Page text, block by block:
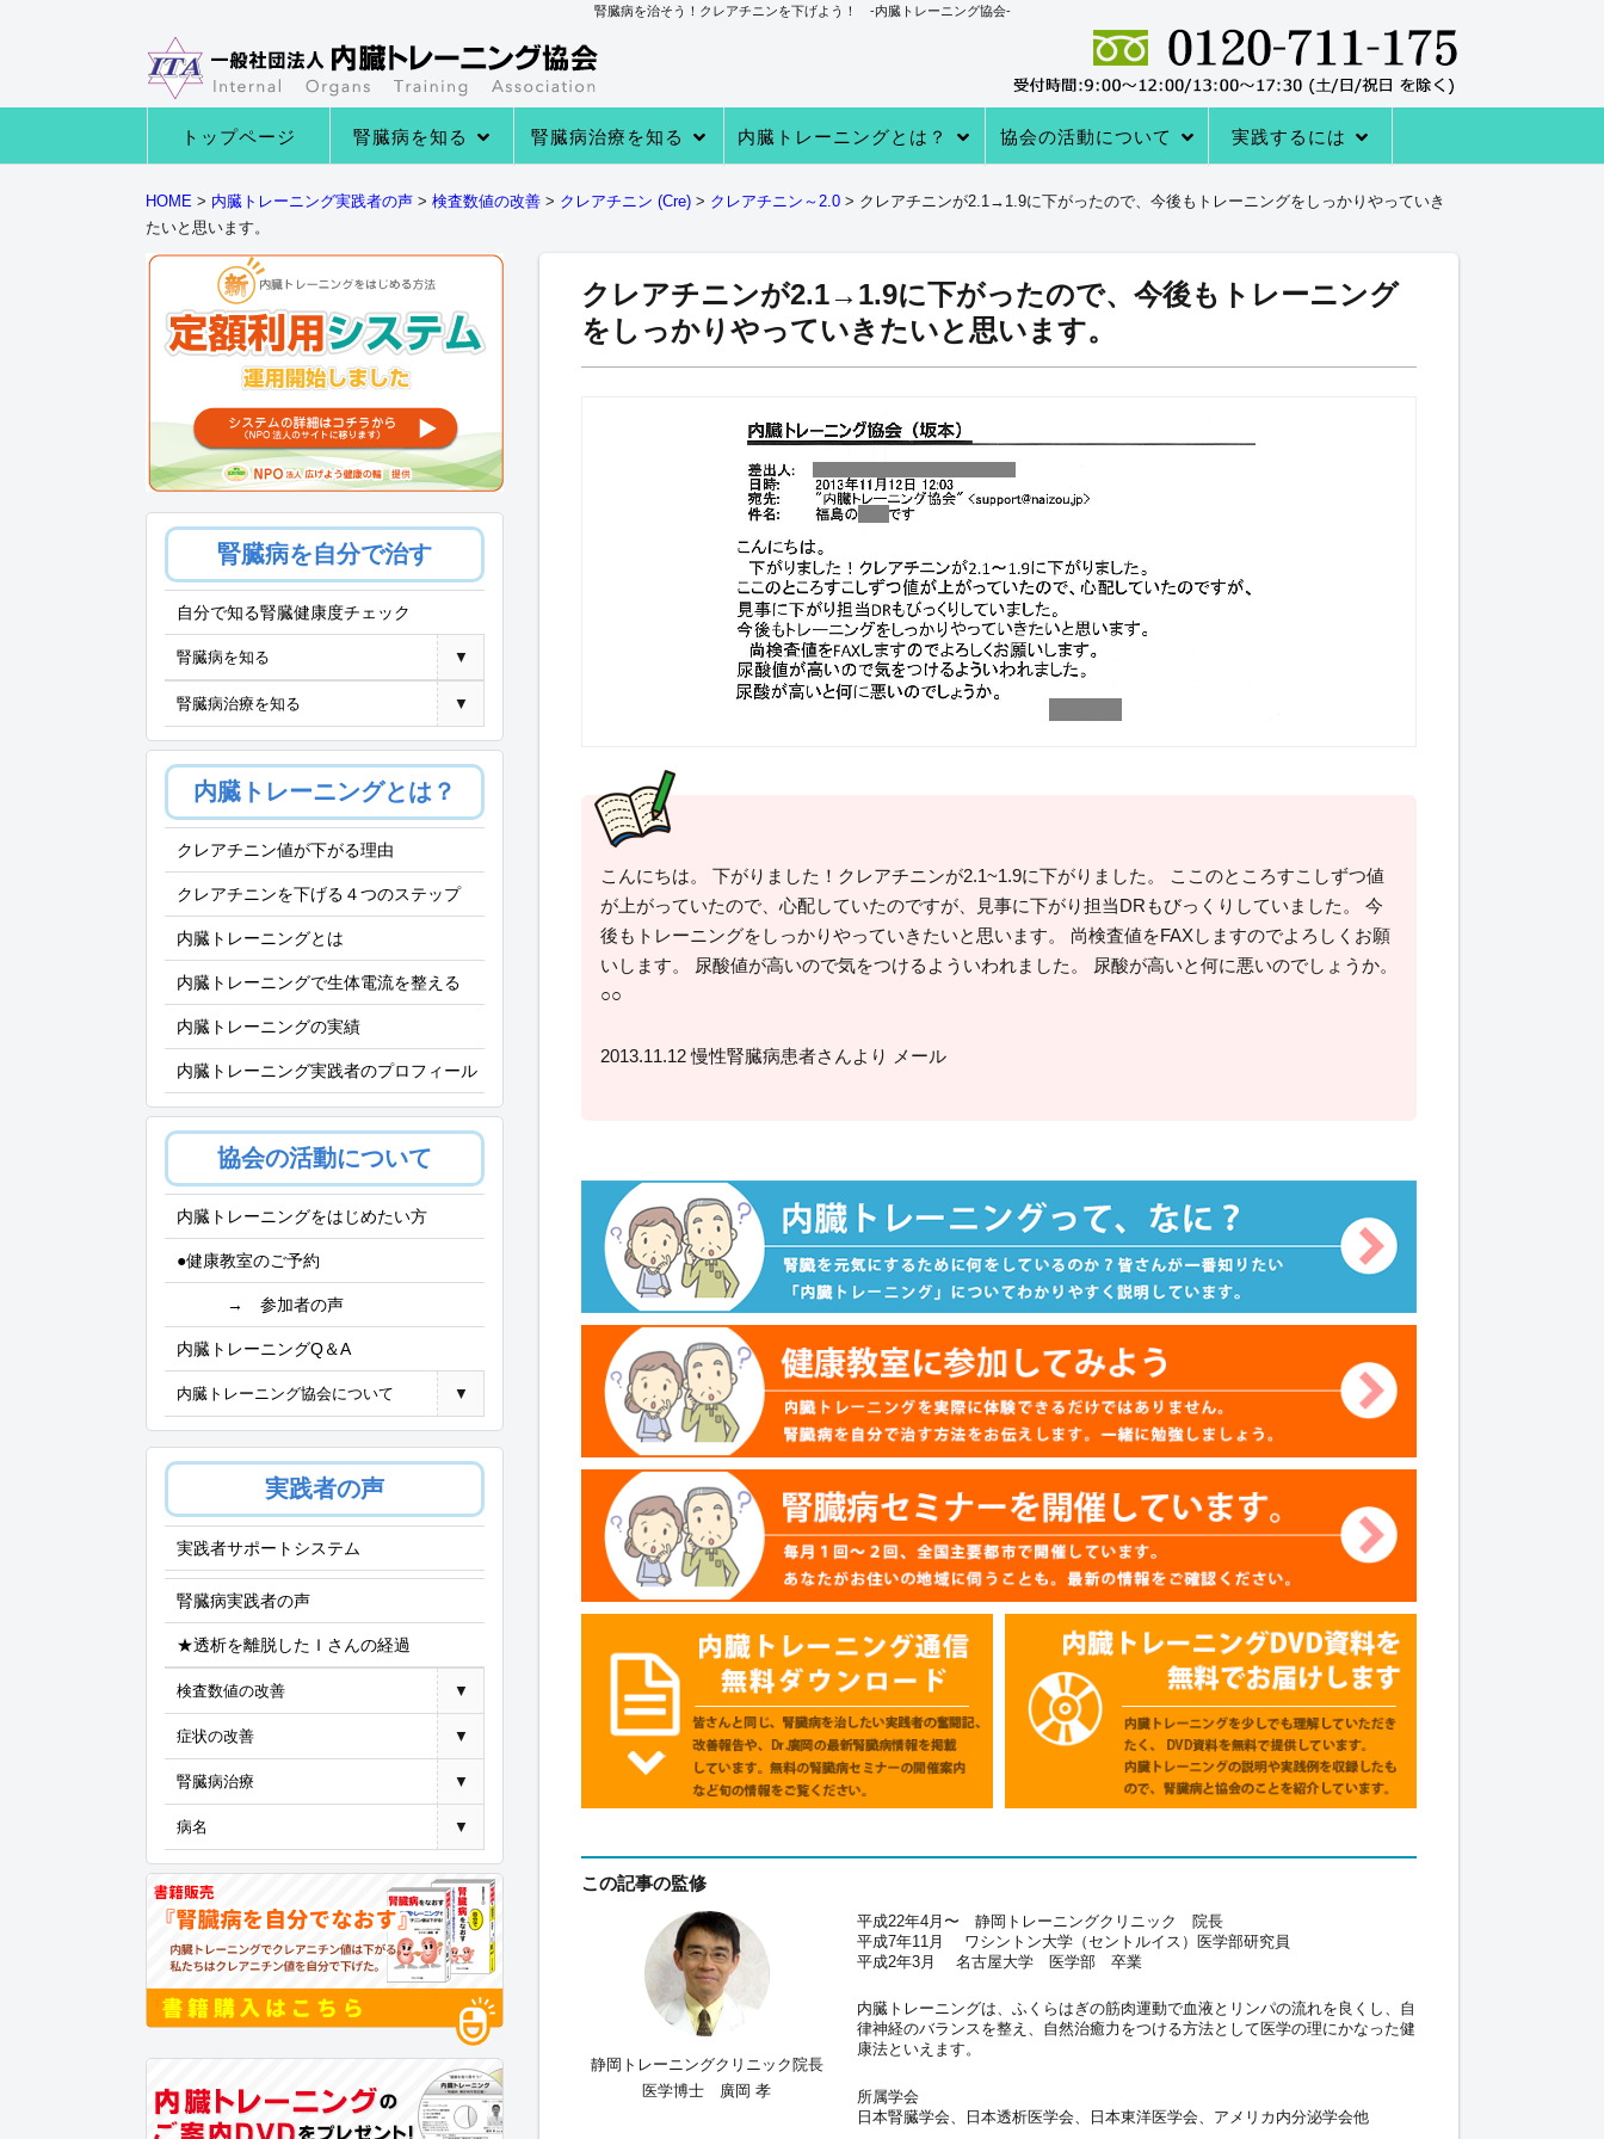
腎臓病を治そう！クレアチニンを下げよう！ -内臓トレーニング協会-
トップページ 腎臓病を知る 腎臓病治療を知る 内臓トレーニングとは？
ップ
える
ール
協会の活動について 実践するには
HOME > 内臓トレーニング実践者の声 > 検査数値の改善 > クレアチニン (Cre) > クレアチニン～2.0 > クレアチニンが2.1→1.9に下がったので、今後もトレーニングをしっかりやっていき
たいと思います。
クレアチニンが2.1→1.9に下がったので、今後もトレーニング
をしっかりやっていきたいと思います。
こんにちは。 下がりました！クレアチニンが2.1~1.9に下がりました。 ここのところすこしずつ値
が上がっていたので、心配していたのですが、見事に下がり担当DRもびっくりしていました。 今
後もトレーニングをしっかりやっていきたいと思います。 尚検査値をFAXしますのでよろしくお願
いします。 尿酸値が高いので気をつけるよういわれました。 尿酸が高いと何に悪いのでしょうか。
○○
2013.11.12 慢性腎臓病患者さんより メール
この記事の監修
静岡トレーニングクリニック院長
医学博士 廣岡 孝
平成22年4月〜 静岡トレーニングクリニック 院長
平成7年11月 ワシントン大学（セントルイス）医学部研究員
平成2年3月 名古屋大学 医学部 卒業
内臓トレーニングは、ふくらはぎの筋肉運動で血液とリンパの流れを良くし、自
律神経のバランスを整え、自然治癒力をつける方法として医学の理にかなった健
康法といえます。
所属学会
日本腎臓学会、日本透析医学会、日本東洋医学会、アメリカ内分泌学会他
腎臓病を自分で治す
自分で知る腎臓健康度チェック
腎臓病を知る ▼
腎臓病治療を知る ▼
内臓トレーニングとは？
クレアチニン値が下がる理由
クレアチニンを下げる４つのステップ
内臓トレーニングとは
内臓トレーニングで生体電流を整える
内臓トレーニングの実績
内臓トレーニング実践者のプロフィール
協会の活動について
内臓トレーニングをはじめたい方
●健康教室のご予約
→ 参加者の声
内臓トレーニングQ＆A
内臓トレーニング協会について ▼
実践者の声
実践者サポートシステム
腎臓病実践者の声
★透析を離脱したＩさんの経過
検査数値の改善 ▼
症状の改善 ▼
腎臓病治療 ▼
病名 ▼